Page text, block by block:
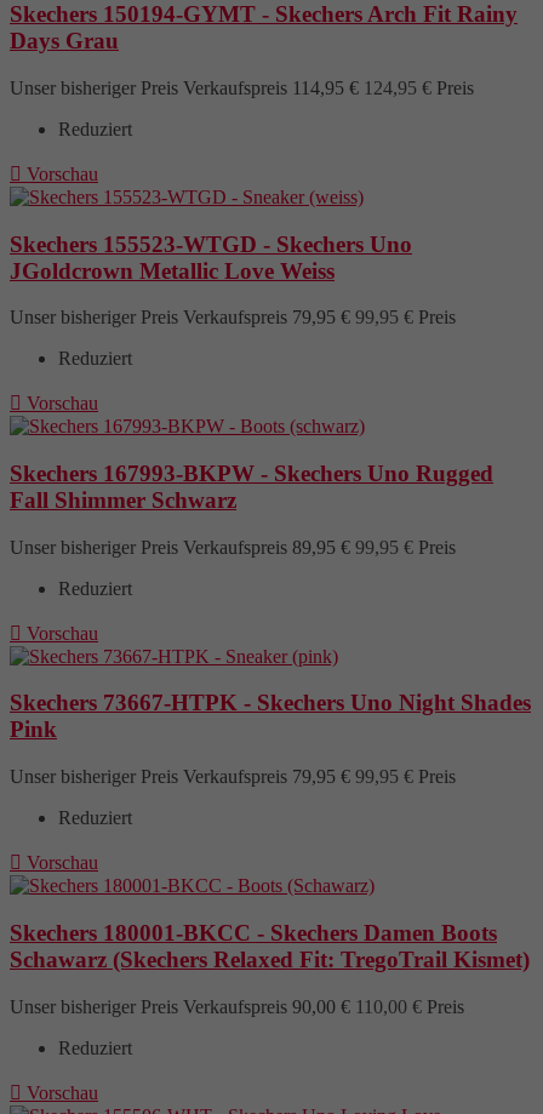
Skechers 150194-GYMT - Skechers Arch Fit Rainy
Days Grau
Unser bisheriger Preis Verkaufspreis 114,95 € 124,95 € Preis
Reduziert
 Vorschau
Skechers 155523-WTGD - Skechers Uno
JGoldcrown Metallic Love Weiss
Unser bisheriger Preis Verkaufspreis 79,95 € 99,95 € Preis
Reduziert
 Vorschau
Skechers 167993-BKPW - Skechers Uno Rugged
Fall Shimmer Schwarz
Unser bisheriger Preis Verkaufspreis 89,95 € 99,95 € Preis
Reduziert
 Vorschau
Skechers 73667-HTPK - Skechers Uno Night Shades
Pink
Unser bisheriger Preis Verkaufspreis 79,95 € 99,95 € Preis
Reduziert
 Vorschau
Skechers 180001-BKCC - Skechers Damen Boots
Schawarz (Skechers Relaxed Fit: TregoTrail Kismet)
Unser bisheriger Preis Verkaufspreis 90,00 € 110,00 € Preis
Reduziert
 Vorschau